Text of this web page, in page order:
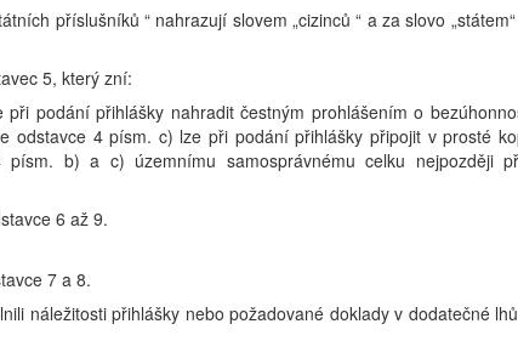
příslušníků “ nahrazují slovem „cizinců “ a za slovo
5, který zní:
podání přihlášky nahradit čestným prohlášením o
odstavce 4 písm. c) lze při podání přihlášky připojit v prosté
b) a c) územnímu samosprávnému celku nejpozději
6 až 9.
7 a 8.
náležitosti přihlášky nebo požadované doklady v dodatečné